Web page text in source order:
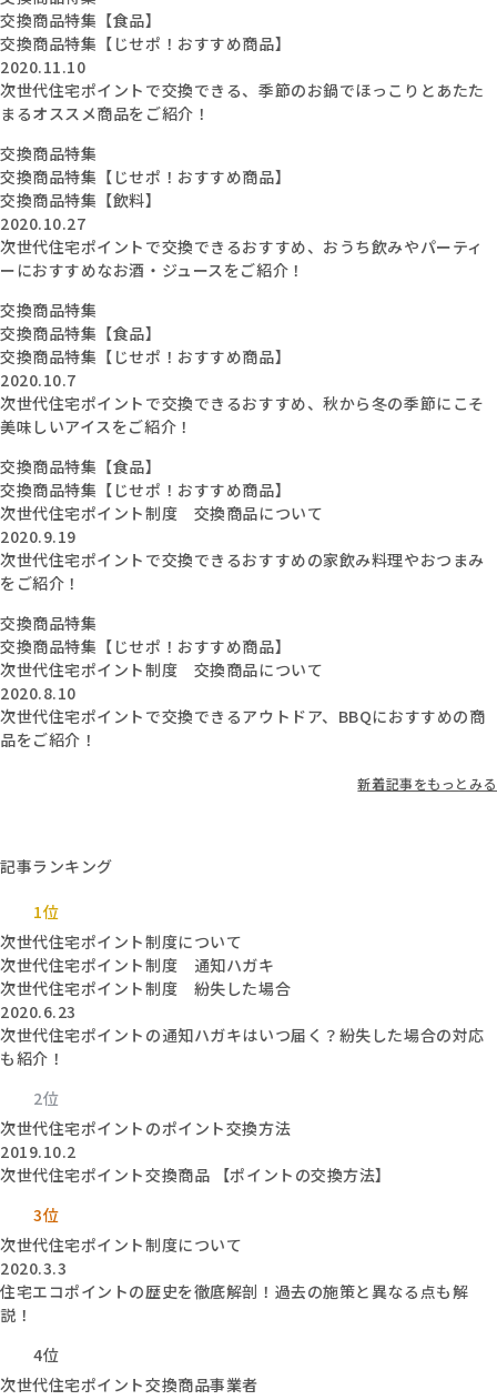
交換商品特集【食品】
交換商品特集【じせポ！おすすめ商品】
2020.11.10
次世代住宅ポイントで交換できる、季節のお鍋でほっこりとあたた
まるオススメ商品をご紹介！
交換商品特集
交換商品特集【じせポ！おすすめ商品】
交換商品特集【飲料】
2020.10.27
次世代住宅ポイントで交換できるおすすめ、おうち飲みやパーティ
ーにおすすめなお酒・ジュースをご紹介！
交換商品特集
交換商品特集【食品】
交換商品特集【じせポ！おすすめ商品】
2020.10.7
次世代住宅ポイントで交換できるおすすめ、秋から冬の季節にこそ
美味しいアイスをご紹介！
交換商品特集【食品】
交換商品特集【じせポ！おすすめ商品】
次世代住宅ポイント制度 交換商品について
2020.9.19
次世代住宅ポイントで交換できるおすすめの家飲み料理やおつまみ
をご紹介！
交換商品特集
交換商品特集【じせポ！おすすめ商品】
次世代住宅ポイント制度 交換商品について
2020.8.10
次世代住宅ポイントで交換できるアウトドア、BBQにおすすめの商
品をご紹介！
新着記事をもっとみる
記事ランキング
1位
次世代住宅ポイント制度について
次世代住宅ポイント制度 通知ハガキ
次世代住宅ポイント制度 紛失した場合
2020.6.23
次世代住宅ポイントの通知ハガキはいつ届く？紛失した場合の対応
も紹介！
2位
次世代住宅ポイントのポイント交換方法
2019.10.2
次世代住宅ポイント交換商品 【ポイントの交換方法】
3位
次世代住宅ポイント制度について
2020.3.3
住宅エコポイントの歴史を徹底解剖！過去の施策と異なる点も解
説！
4位
次世代住宅ポイント交換商品事業者